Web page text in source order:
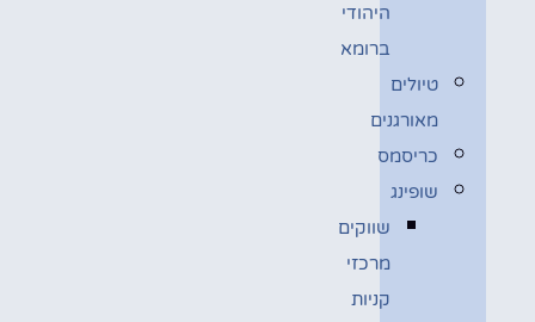
היהודי
ברומא
טיולים
מאורגנים
כריסמס
שופינג
שווקים
מרכזי
קניות